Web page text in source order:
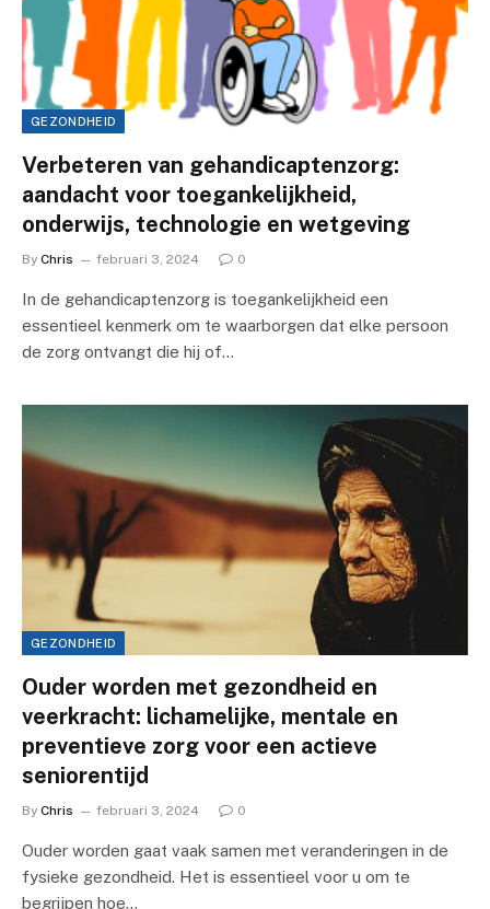
GEZONDHEID
Verbeteren van gehandicaptenzorg:
aandacht voor toegankelijkheid,
onderwijs, technologie en wetgeving
By Chris februari 3, 2024 0
In de gehandicaptenzorg is toegankelijkheid een
essentieel kenmerk om te waarborgen dat elke persoon
de zorg ontvangt die hij of…
GEZONDHEID
Ouder worden met gezondheid en
veerkracht: lichamelijke, mentale en
preventieve zorg voor een actieve
seniorentijd
By Chris februari 3, 2024 0
Ouder worden gaat vaak samen met veranderingen in de
fysieke gezondheid. Het is essentieel voor u om te
begrijpen hoe…